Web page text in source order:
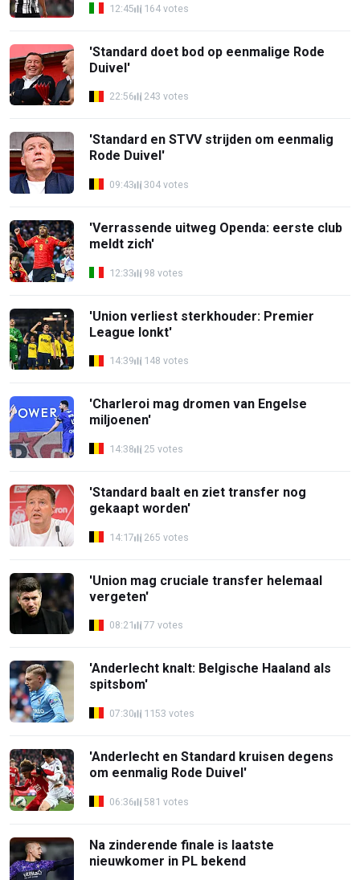
12:45 164 votes
'Standard doet bod op eenmalige Rode
Duivel'
22:56 243 votes
'Standard en STVV strijden om eenmalig
Rode Duivel'
09:43 304 votes
'Verrassende uitweg Openda: eerste club
meldt zich'
12:33 98 votes
'Union verliest sterkhouder: Premier
League lonkt'
14:39 148 votes
'Charleroi mag dromen van Engelse
miljoenen'
14:38 25 votes
'Standard baalt en ziet transfer nog
gekaapt worden'
14:17 265 votes
'Union mag cruciale transfer helemaal
vergeten'
08:21 77 votes
'Anderlecht knalt: Belgische Haaland als
spitsbom'
07:30 1153 votes
'Anderlecht en Standard kruisen degens
om eenmalig Rode Duivel'
06:36 581 votes
Na zinderende finale is laatste
nieuwkomer in PL bekend